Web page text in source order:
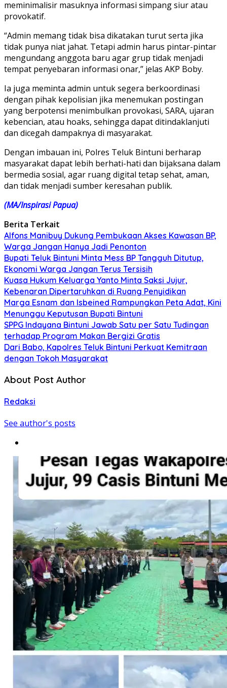
meminimalisir masuknya informasi simpang siur atau
provokatif.
“Admin memang tidak bisa dikatakan turut serta jika
tidak punya niat jahat. Tetapi admin harus pintar-pintar
mengundang anggota baru agar grup tidak menjadi
tempat penyebaran informasi onar,” jelas AKP Boby.
Ia juga meminta admin untuk segera berkoordinasi
dengan pihak kepolisian jika menemukan postingan
yang berpotensi menimbulkan provokasi, SARA, ujaran
kebencian, atau hoaks, sehingga dapat ditindaklanjuti
dan dicegah dampaknya di masyarakat.
Dengan imbauan ini, Polres Teluk Bintuni berharap
masyarakat dapat lebih berhati-hati dan bijaksana dalam
bermedia sosial, agar ruang digital tetap sehat, aman,
dan tidak menjadi sumber keresahan publik.
(MA/Inspirasi Papua)
Berita Terkait
Alfons Manibuy Dukung Pembukaan Akses Kawasan BP,
Warga Jangan Hanya Jadi Penonton
Bupati Teluk Bintuni Minta Mess BP Tangguh Ditutup,
Ekonomi Warga Jangan Terus Tersisih
Kuasa Hukum Keluarga Yanto Minta Saksi Jujur,
Kebenaran Dipertaruhkan di Ruang Penyidikan
Marga Esnam dan Isbeined Rampungkan Peta Adat, Kini
Menunggu Keputusan Bupati Bintuni
SPPG Indayana Bintuni Jawab Satu per Satu Tudingan
terhadap Program Makan Bergizi Gratis
Dari Babo, Kapolres Teluk Bintuni Perkuat Kemitraan
dengan Tokoh Masyarakat
About Post Author
Redaksi
See author's posts